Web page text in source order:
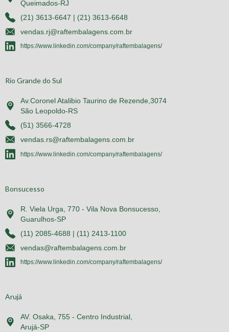
Queimados-RJ
(21) 3613-6647 | (21) 3613-6648
vendas.rj@raftembalagens.com.br
https://www.linkedin.com/company/raftembalagens/
Rio Grande do Sul
Av.Coronel Atalibio Taurino de Rezende,3074
São Leopoldo-RS
(51) 3566-4728
vendas.rs@raftembalagens.com.br
https://www.linkedin.com/company/raftembalagens/
Bonsucesso
R. Viela Urga, 770 - Vila Nova Bonsucesso,
Guarulhos-SP
(11) 2085-4688 | (11) 2413-1100
vendas@raftembalagens.com.br
https://www.linkedin.com/company/raftembalagens/
Arujá
AV. Osaka, 755 - Centro Industrial,
Arujá-SP